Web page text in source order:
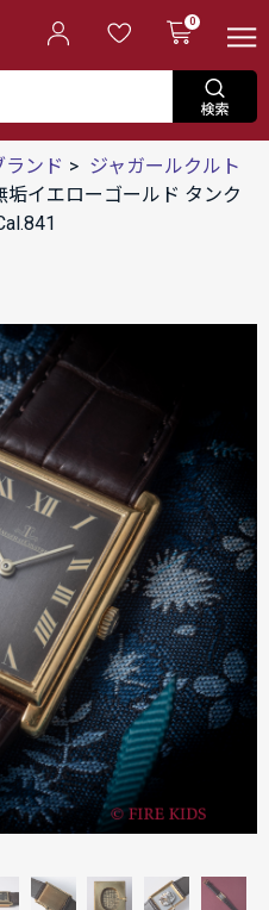
0
ランド
ジャガールクルト
イエローゴールド タンク